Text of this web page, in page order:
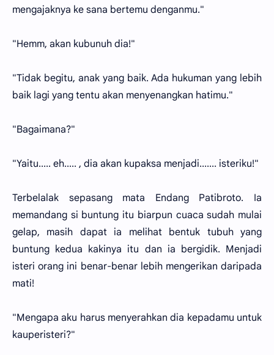
mengajaknya ke sana bertemu denganmu."
"Hemm, akan kubunuh dia!"
"Tidak begitu, anak yang baik. Ada hukuman yang lebih
baik lagi yang tentu akan menyenangkan hatimu."
"Bagaimana?"
"Yaitu..... eh..... , dia akan kupaksa menjadi....... isteriku!"
Terbelalak sepasang mata Endang Patibroto. Ia
memandang si buntung itu biarpun cuaca sudah mulai
gelap, masih dapat ia melihat bentuk tubuh yang
buntung kedua kakinya itu dan ia bergidik. Menjadi
isteri orang ini benar-benar lebih mengerikan daripada
mati!
"Mengapa aku harus menyerahkan dia kepadamu untuk
kauperisteri?"